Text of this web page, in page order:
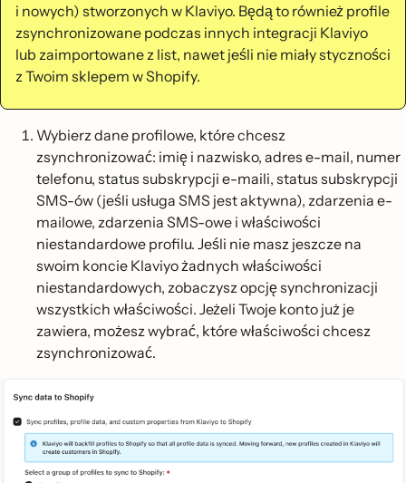
i nowych) stworzonych w Klaviyo. Będą to również profile
zsynchronizowane podczas innych integracji Klaviyo
lub zaimportowane z list, nawet jeśli nie miały styczności
z Twoim sklepem w Shopify.
Wybierz dane profilowe, które chcesz
zsynchronizować: imię i nazwisko, adres e-mail, numer
telefonu, status subskrypcji e-maili, status subskrypcji
SMS-ów (jeśli usługa SMS jest aktywna), zdarzenia e-
mailowe, zdarzenia SMS-owe i właściwości
niestandardowe profilu. Jeśli nie masz jeszcze na
swoim koncie Klaviyo żadnych właściwości
niestandardowych, zobaczysz opcję synchronizacji
wszystkich właściwości. Jeżeli Twoje konto już je
zawiera, możesz wybrać, które właściwości chcesz
zsynchronizować.